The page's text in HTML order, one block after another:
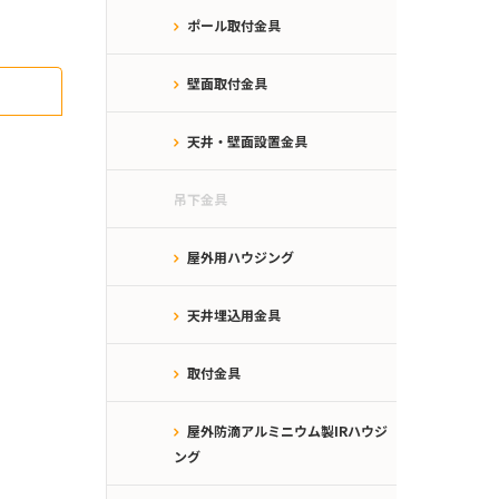
ポール取付金具
壁面取付金具
天井・壁面設置金具
吊下金具
屋外用ハウジング
天井埋込用金具
取付金具
屋外防滴アルミニウム製IRハウジ
ング